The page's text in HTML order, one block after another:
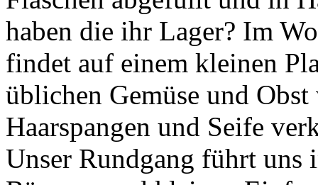
haben die ihr Lager? Im
findet auf einem kleinen
üblichen Gemüse und
Haarspangen und Seife
Unser Rundgang führt uns